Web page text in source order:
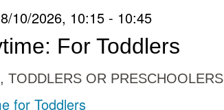
Treasure Island
10/2026, 10:15 - 10:45
For Toddlers
TODDLERS OR PRESCHOOLERS
for Toddlers